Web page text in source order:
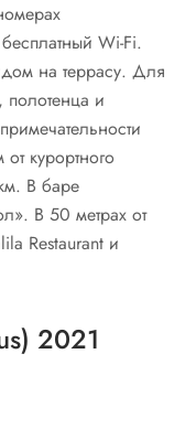
Wi-Fi.
на террасу. Для
полотенца и
курортного
В баре
В 50 метрах от
Restaurant и
2021